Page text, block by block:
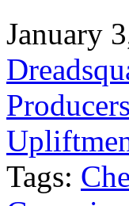
January
Producers
Tags: